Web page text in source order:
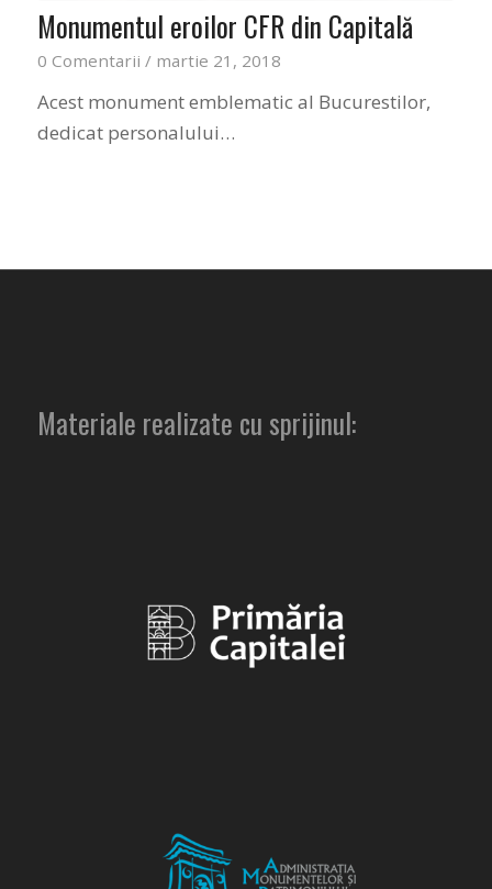
Monumentul eroilor CFR din Capitală
0 Comentarii / martie 21, 2018
Acest monument emblematic al Bucurestilor,
dedicat personalului…
Materiale realizate cu sprijinul: